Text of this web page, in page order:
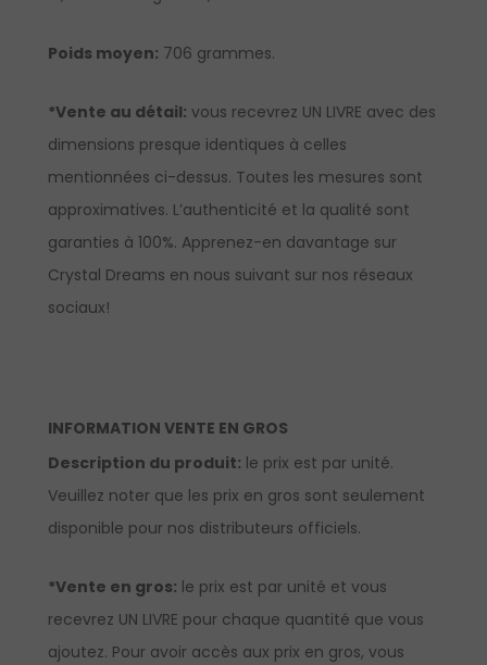
Poids moyen: 706 grammes.
*Vente au détail: vous recevrez UN LIVRE avec des
dimensions presque identiques à celles
mentionnées ci-dessus. Toutes les mesures sont
approximatives. L’authenticité et la qualité sont
garanties à 100%. Apprenez-en davantage sur
Crystal Dreams en nous suivant sur nos réseaux
sociaux!
INFORMATION VENTE EN GROS
Description du produit: le prix est par unité.
Veuillez noter que les prix en gros sont seulement
disponible pour nos distributeurs officiels.
*Vente en gros: le prix est par unité et vous
recevrez UN LIVRE pour chaque quantité que vous
ajoutez. Pour avoir accès aux prix en gros, vous